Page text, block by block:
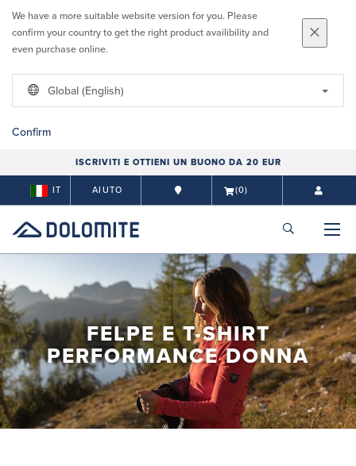
We have a more suitable website version for you. Please
confirm your country to get the right product availibility and
even purchase online.
Global (English)
Confirm
ISCRIVITI E OTTIENI UN BUONO DA 20 EUR
IT AIUTO (0)
FELPE E T-SHIRT
PERFORMANCE DONNA